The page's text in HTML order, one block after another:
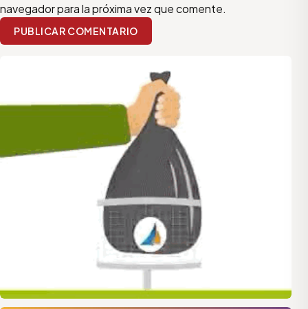
navegador para la próxima vez que comente.
PUBLICAR COMENTARIO